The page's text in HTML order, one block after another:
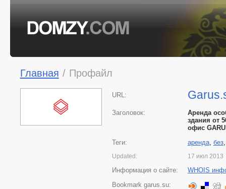
Главная / Профайл
URL:
Заголовок:
Аренда
здания от
офис
Теги:
аренда, без
Updated: 17 июл 2013
Информация о сайте:
WHOIS
Bookmark garus.su: